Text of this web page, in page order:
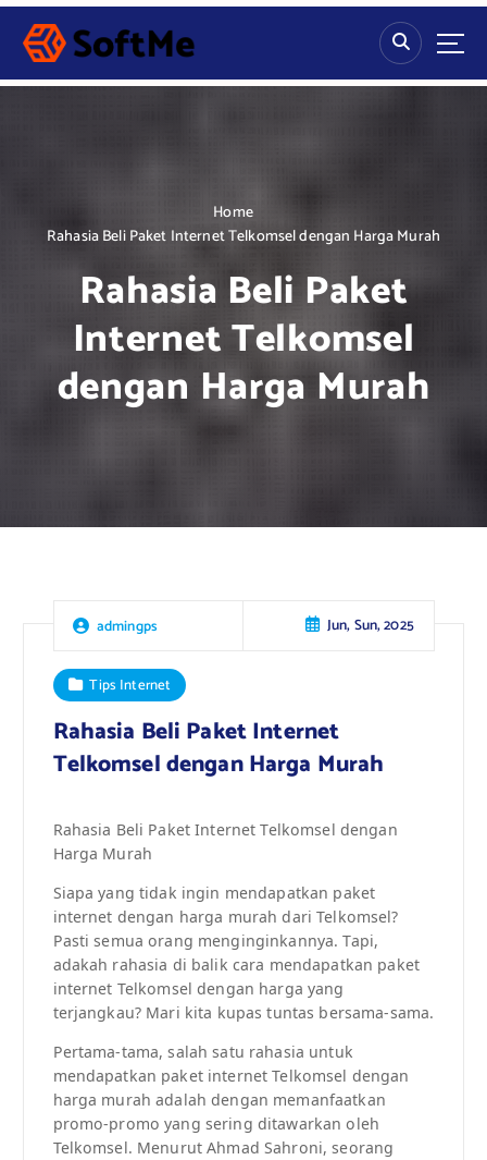
S
p
Home
Rahasia Beli Paket Internet Telkomsel dengan Harga Murah
Rahasia Beli Paket
Internet Telkomsel
dengan Harga Murah
admingps Jun, Sun, 2025
Tips Internet
Rahasia Beli Paket Internet
Telkomsel dengan Harga Murah
Rahasia Beli Paket Internet Telkomsel dengan
Harga Murah
Siapa yang tidak ingin mendapatkan paket
internet dengan harga murah dari Telkomsel?
Pasti semua orang menginginkannya. Tapi,
adakah rahasia di balik cara mendapatkan paket
internet Telkomsel dengan harga yang
terjangkau? Mari kita kupas tuntas bersama-sama.
Pertama-tama, salah satu rahasia untuk
mendapatkan paket internet Telkomsel dengan
harga murah adalah dengan memanfaatkan
promo-promo yang sering ditawarkan oleh
Telkomsel. Menurut Ahmad Sahroni, seorang